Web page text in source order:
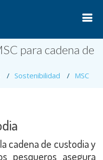
para cadena de
Sostenibilidad MSC
cadena de custodia y
pesqueros asegura